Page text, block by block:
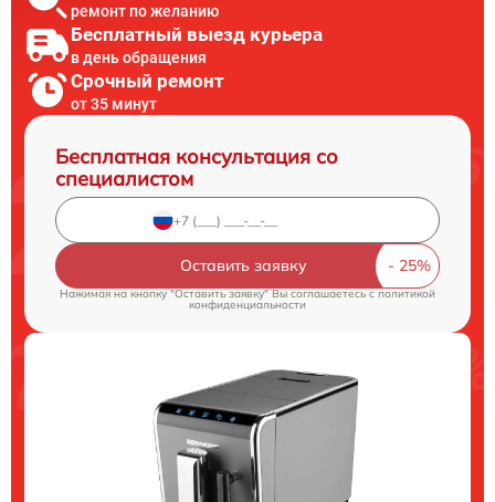
ремонт по желанию
Бесплатный выезд курьера
в день обращения
Срочный ремонт
от 35 минут
Бесплатная консультация со
специалистом
Оставить заявку
Нажимая на кнопку "Оставить заявку" Вы соглашаетесь c политикой
конфиденциальности